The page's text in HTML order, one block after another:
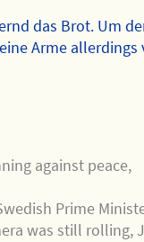
das Brot. Um
Arme allerdings
against peace,
Prime
was still rolling,